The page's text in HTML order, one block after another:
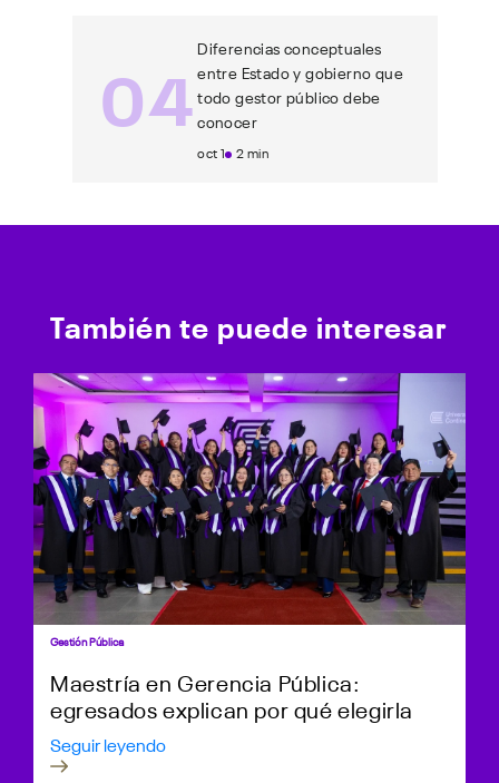
04
Diferencias conceptuales
entre Estado y gobierno que
todo gestor público debe
conocer
oct 1 2 min
También te puede interesar
Gestión Pública
Maestría en Gerencia Pública:
egresados explican por qué elegirla
Seguir leyendo